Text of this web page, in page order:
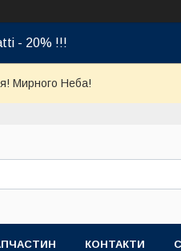
- 20% !!!
Мирного Неба!
КОНТАКТИ